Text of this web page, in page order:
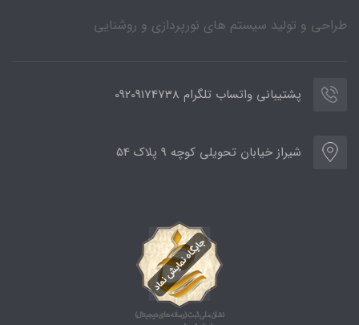
طراحی و تولید سیستم های نورپردازی و روشنایی
پشتیبانی واتساب تلگرام 09209174738
شیراز خیابان تحویلی کوچه 9 پلاک 54